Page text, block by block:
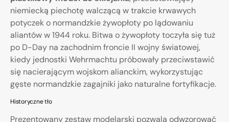
niemiecką piechotę walczącą w trakcie krwawych
potyczek o normandzkie żywopłoty po lądowaniu
aliantów w 1944 roku. Bitwa o żywopłoty toczyła się tuż
po D-Day na zachodnim froncie II wojny światowej,
kiedy jednostki Wehrmachtu próbowały przeciwstawić
się nacierającym wojskom alianckim, wykorzystując
gęste normandzkie zagajniki jako naturalne fortyfikacje.
Historyczne tło
Prezentowany zestaw modelarski pozwala odwzorować